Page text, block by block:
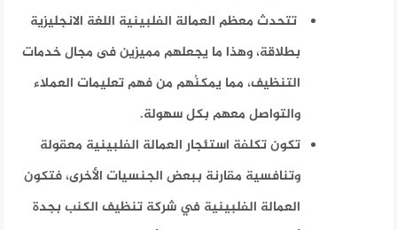
تتحدث معظم العمالة الفلبينية اللغة الانجليزية
بطلاقة، وهذا ما يجعلهم مميزين فى مجال خدمات
التنظيف، مما يمكنُهم من فهم تعليمات العملاء
والتواصل معهم بكل سهولة.
تكون تكلفة استئجار العمالة الفلبينية معقولة
وتنافسية مقارنة ببعض الجنسيات الأخرى، فتكون
العمالة الفلبينية في شركة تنظيف الكنب بجدة